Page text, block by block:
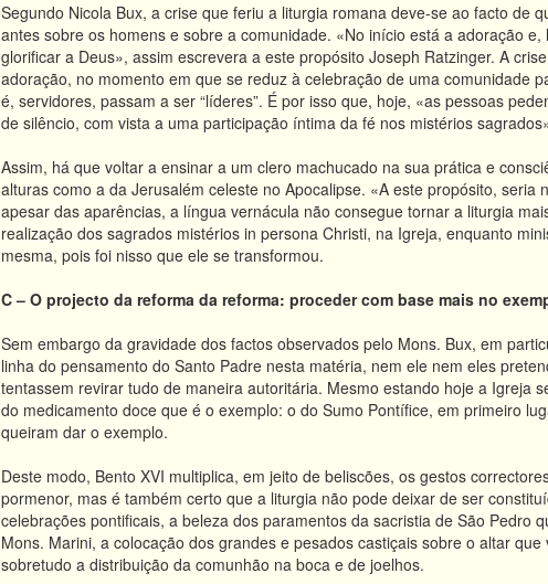
Segundo Nicola Bux, a crise que feriu a liturgia romana deve-se ao facto de
antes sobre os homens e sobre a comunidade. «No início está a adoração
glorificar a Deus», assim escrevera a este propósito Joseph Ratzinger. A
adoração, no momento em que se reduz à celebração de uma comunidade
é, servidores, passam a ser “líderes”. É por isso que, hoje, «as pessoas
de silêncio, com vista a uma participação íntima da fé nos mistérios
Assim, há que voltar a ensinar a um clero machucado na sua prática e
alturas como a da Jerusalém celeste no Apocalipse. «A este propósito,
apesar das aparências, a língua vernácula não consegue tornar a liturgia
realização dos sagrados mistérios in persona Christi, na Igreja, enquanto
mesma, pois foi nisso que ele se transformou.
C – O projecto da reforma da reforma: proceder com base mais no
Sem embargo da gravidade dos factos observados pelo Mons. Bux, em
linha do pensamento do Santo Padre nesta matéria, nem ele nem eles
tentassem revirar tudo de maneira autoritária. Mesmo estando hoje a Igreja
do medicamento doce que é o exemplo: o do Sumo Pontífice, em primeiro
queiram dar o exemplo.
Deste modo, Bento XVI multiplica, em jeito de beliscões, os gestos
pormenor, mas é também certo que a liturgia não pode deixar de ser
celebrações pontificais, a beleza dos paramentos da sacristia de São Pedro
Mons. Marini, a colocação dos grandes e pesados castiçais sobre o altar
sobretudo a distribuição da comunhão na boca e de joelhos.